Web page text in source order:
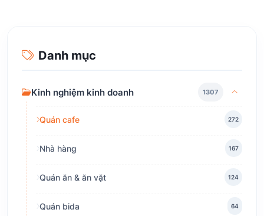
Danh mục
Kinh nghiệm kinh doanh 1307
Quán cafe 272
Nhà hàng 167
Quán ăn & ăn vặt 124
Quán bida 64